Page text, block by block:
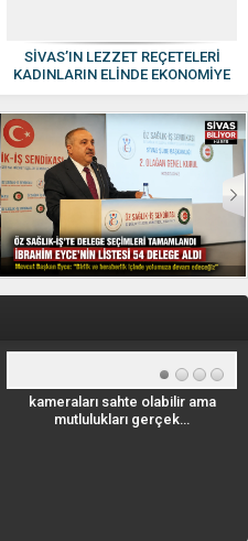
SİVAS’IN LEZZET REÇETELERİ
KADINLARIN ELİNDE EKONOMİYE
KAZANDIRILIYOR
kameraları sahte olabilir ama
mutlulukları gerçek…